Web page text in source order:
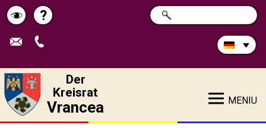
Schimbă
contrastul
Pagina
de
?
Durchsuchen
Sie
SUCHE
Der
Kreisrat
Vrancea MENIU